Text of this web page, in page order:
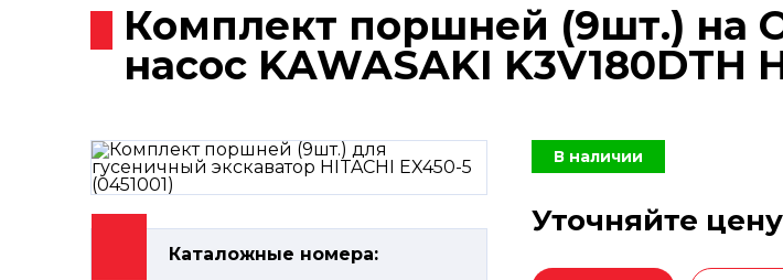
Комплект поршней (9шт.) на
насос KAWASAKI K3V180DTH
Каталожные номера:
В наличии
Уточняйте цену